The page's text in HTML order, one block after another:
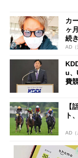
カ
ヶ
続
AD（
u、
費
【
ト
AD（